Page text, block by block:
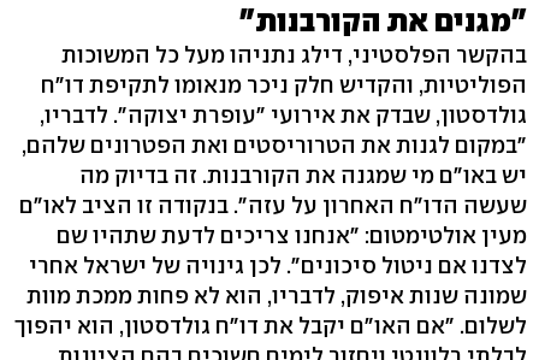
"מגנים את הקורבנות"
בהקשר הפלסטיני, דילג נתניהו מעל כל המשוכות
הפוליטיות, והקדיש חלק ניכר מנאומו לתקיפת דו"ח
גולדסטון, שבדק את אירועי "עופרת יצוקה". לדבריו,
"במקום לגנות את הטרוריסטים ואת הפטרונים שלהם,
יש באו"ם מי שמגנה את הקורבנות. זה בדיוק מה
שעשה הדו"ח האחרון על עזה". בנקודה זו הציב לאו"ם
מעין אולטימטום: "אנחנו צריכים לדעת שתהיו שם
לצדנו אם ניטול סיכונים". לכן גינויה של ישראל אחרי
שמונה שנות איפוק, לדבריו, הוא לא פחות ממכת מוות
לשלום. "אם האו"ם יקבל את דו"ח גולדסטון, הוא יהפוך